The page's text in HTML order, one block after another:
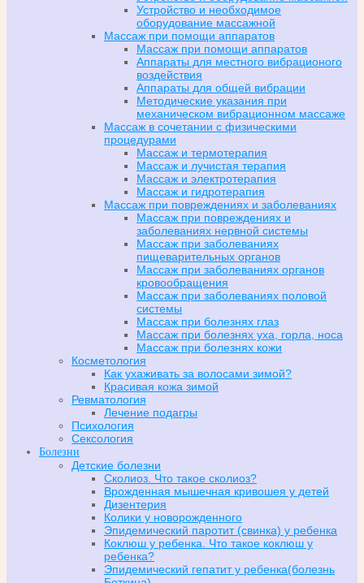
Устройство и необходимое
оборудование массажной
Массаж при помощи аппаратов
Массаж при помощи аппаратов
Аппараты для местного вибрационого
воздействия
Аппараты для общей вибрации
Методические указания при
механическом вибрационном массаже
Массаж в сочетании с физическими
процедурами
Массаж и термотерапия
Массаж и лучистая терапия
Массаж и электротерапия
Массаж и гидротерапия
Массаж при повреждениях и заболеваниях
Массаж при повреждениях и
заболеваниях нервной системы
Массаж при заболеваниях
пищеварительных органов
Массаж при заболеваниях органов
кровообращения
Массаж при заболеваниях половой
системы
Массаж при болезнях глаз
Массаж при болезнях уха, горла, носа
Массаж при болезнях кожи
Косметология
Как ухаживать за волосами зимой?
Красивая кожа зимой
Ревматология
Лечение подагры
Психология
Сексология
Болезни
Детские болезни
Сколиоз. Что такое сколиоз?
Врожденная мышечная кривошея у детей
Дизентерия
Колики у новорожденного
Эпидемический паротит (свинка) у ребенка
Коклюш у ребенка. Что такое коклюш у
ребенка?
Эпидемический гепатит у ребенка(болезнь